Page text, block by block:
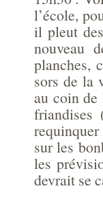
l’école,
il pleut
nouveau
planches,
sors de la
au coin de
friandises
sur les
les
devrait se